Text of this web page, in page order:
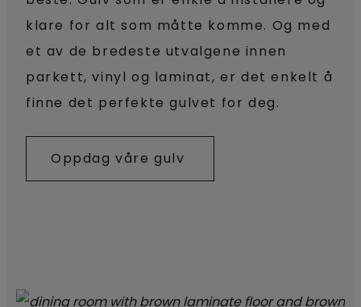
klare for alt som måtte komme. Og med
et av de bredeste utvalgene innen
parkett, vinyl og laminat, er det enkelt å
finne det perfekte gulvet for deg.
Oppdag våre gulv